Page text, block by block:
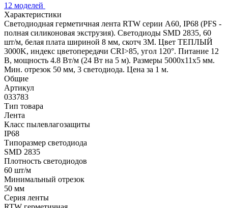
12 моделей
Характеристики
Светодиодная герметичная лента RTW серии A60, IP68 (PFS -
полная силиконовая экструзия). Светодиоды SMD 2835, 60
шт/м, белая плата шириной 8 мм, скотч 3M. Цвет ТЕПЛЫЙ
3000K, индекс цветопередачи CRI>85, угол 120°. Питание 12
В, мощность 4.8 Вт/м (24 Вт на 5 м). Размеры 5000x11x5 мм.
Мин. отрезок 50 мм, 3 светодиода. Цена за 1 м.
Общие
Артикул
033783
Тип товара
Лента
Класс пылевлагозащиты
IP68
Типоразмер светодиода
SMD 2835
Плотность светодиодов
60 шт/м
Минимальный отрезок
50 мм
Серия ленты